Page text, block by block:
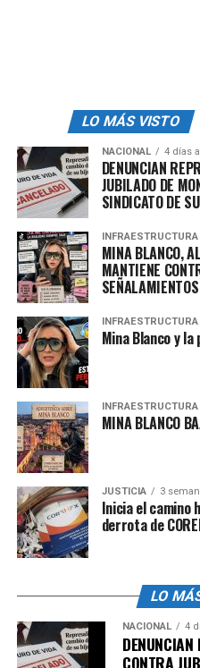
vitalidad única en el país.
con orgullo a Tijuana y a
hacen grande”.
La mandataria estatal
con una corrección sobre la
realiza en Mexicali sino en
Como
Baja
expresar mi
desacuerdo
candidata
quien
llamó fea a
Tijuana es
ciudad
en cultura,
diversidad.
LO MÁS VISTO
NACIONAL 4 días
DENUNCIAN
JUBILADO DE
SINDICATO DE
MINA BLANCO,
MANTIENE
Mina Blanco y
MINA BLANCO
JUSTICIA 3
Inicia el camino
derrota de
LO
NACIONAL 4
CONTRA